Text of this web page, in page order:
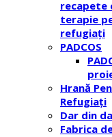
recapete
terapie
refugiați
PADCOS
Hrană
Refugiați
Dar din
Fabrica